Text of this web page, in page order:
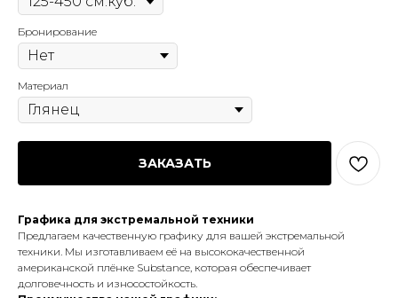
Бронирование
Материал
ЗАКАЗАТЬ
Графика для экстремальной техники
Предлагаем качественную графику для вашей экстремальной
техники. Мы изготавливаем её на высококачественной
американской плёнке Substance, которая обеспечивает
долговечность и износостойкость.